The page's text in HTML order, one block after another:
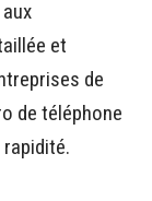
et
de
de téléphone